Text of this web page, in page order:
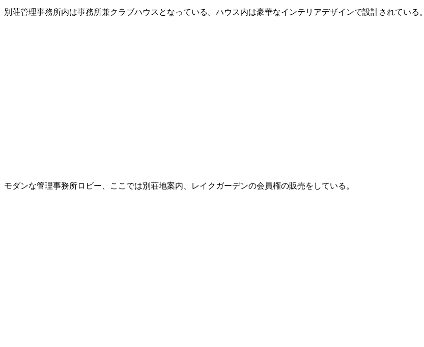
別荘管理事務所内は事務所兼クラブハウスとなっている。ハウス内は豪華なインテリアデザインで設計されている。
モダンな管理事務所ロビー、ここでは別荘地案内、レイクガーデンの会員権の販売をしている。